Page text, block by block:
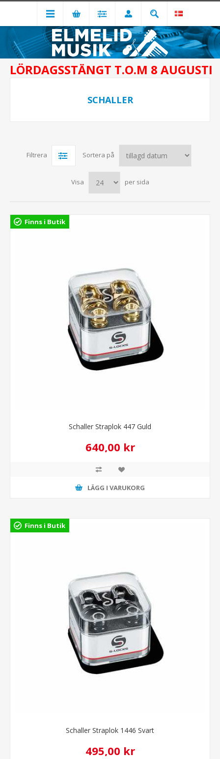
LÖRDAGSSTÄNGT T.O.M 8 AUGUSTI
SCHALLER
Filtrera Sortera på
Visa per sida
Finns i Butik
Schaller Straplok 447 Guld
640,00 kr
LÄGG I VARUKORG
Finns i Butik
Schaller Straplok 1446 Svart
495,00 kr